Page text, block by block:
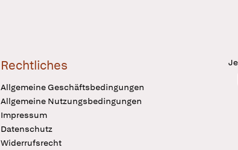
Rechtliches
Allgemeine Geschäftsbedingungen
Allgemeine Nutzungsbedingungen
Impressum
Datenschutz
Widerrufsrecht